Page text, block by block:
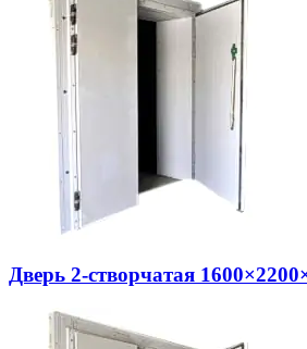
Дверь 2-створчатая